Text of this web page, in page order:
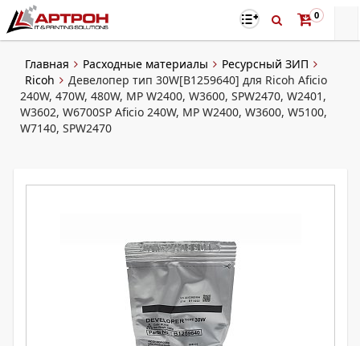
0
Главная Расходные материалы
Ресурсный ЗИП
Ricoh
Девелопер тип 30W[B1259640] для Ricoh Aficio
240W, 470W, 480W, MP W2400, W3600, SPW2470, W2401,
W3602, W6700SP Aficio 240W, MP W2400, W3600, W5100,
W7140, SPW2470